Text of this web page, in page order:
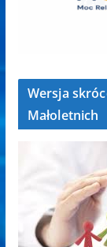
Wersja
Małoletnich